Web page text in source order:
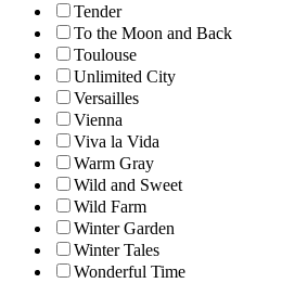
Tender
To the Moon and Back
Toulouse
Unlimited City
Versailles
Vienna
Viva la Vida
Warm Gray
Wild and Sweet
Wild Farm
Winter Garden
Winter Tales
Wonderful Time